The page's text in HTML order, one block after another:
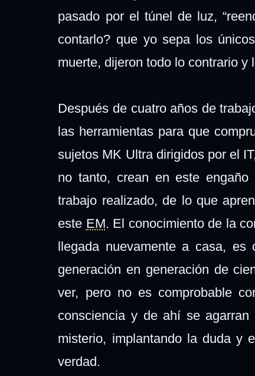
pasado por el túnel de luz,
contarlo? que yo sepa los
muerte, dijeron todo lo contrario
Después de cuatro años de
las herramientas para que
sujetos MK Ultra dirigidos por el
no tanto, crean en este
trabajo realizado, de lo que
este EM. El conocimiento de la
llegada nuevamente a casa,
generación en generación de
ver, pero no es comprobable
consciencia y de ahí se
misterio, implantando la duda y
verdad.